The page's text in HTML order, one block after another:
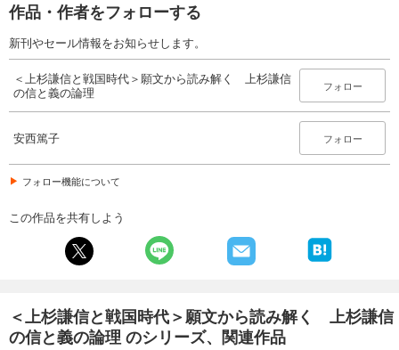
作品・作者をフォローする
新刊やセール情報をお知らせします。
＜上杉謙信と戦国時代＞願文から読み解く 上杉謙信
の信と義の論理
フォロー
安西篤子 フォロー
フォロー機能について
この作品を共有しよう
＜上杉謙信と戦国時代＞願文から読み解く 上杉謙信
の信と義の論理 のシリーズ、関連作品